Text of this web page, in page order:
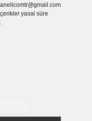
yasal süre